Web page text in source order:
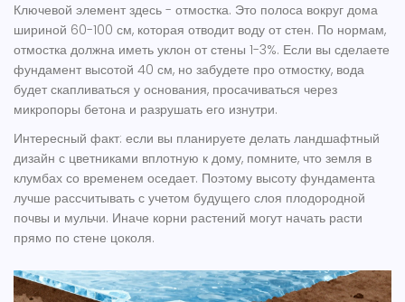
Ключевой элемент здесь - отмостка. Это полоса вокруг дома
шириной 60-100 см, которая отводит воду от стен. По нормам,
отмостка должна иметь уклон от стены 1-3%. Если вы сделаете
фундамент высотой 40 см, но забудете про отмостку, вода
будет скапливаться у основания, просачиваться через
микропоры бетона и разрушать его изнутри.
Интересный факт: если вы планируете делать ландшафтный
дизайн с цветниками вплотную к дому, помните, что земля в
клумбах со временем оседает. Поэтому высоту фундамента
лучше рассчитывать с учетом будущего слоя плодородной
почвы и мульчи. Иначе корни растений могут начать расти
прямо по стене цоколя.